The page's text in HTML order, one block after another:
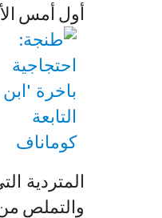
أول أمس
المتردية
والتملص من